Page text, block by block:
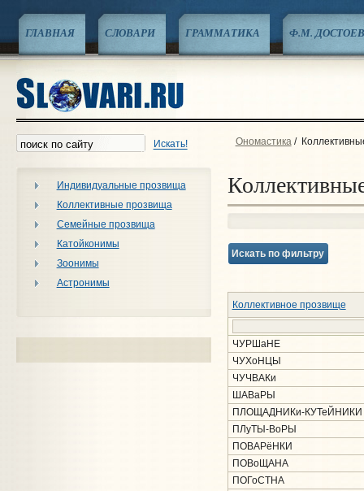
ГЛАВНАЯ СЛОВАРИ ГРАММАТИКА Ф.М.
Искать!
Индивидуальные прозвища
Коллективные прозвища
Семейные прозвища
Катойконимы
Зоонимы
Астронимы
Ономастика/
Искать по фильтру
Коллективное прозвище
ЧУРШаНЕ
ЧУХоНЦЫ
ЧУЧВАКи
ШАВаРЫ
ПЛОЩАДНИКи-КУТеЙНИКИ
ПЛуТЫ-ВоРЫ
ПОВАРёНКИ
ПОВоЩАНА
ПОГоСТНА